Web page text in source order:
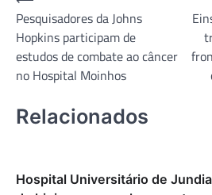
de
Post
Pesquisadores da Johns
Hopkins participam de
estudos de combate ao câncer
no Hospital Moinhos
Relacionados
Hospital Universitário de